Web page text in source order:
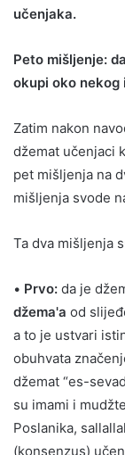
učenjaka.
Peto mišljenje:
okupi oko nekog
Zatim nakon
džemat učenjaci
pet mišljenja na
mišljenja svode
Ta dva mišljenja
• Prvo: da je
džema'a od
a to je ustvari
obuhvata
džemat “es-
su imami i
Poslanika,
(konsenzus)